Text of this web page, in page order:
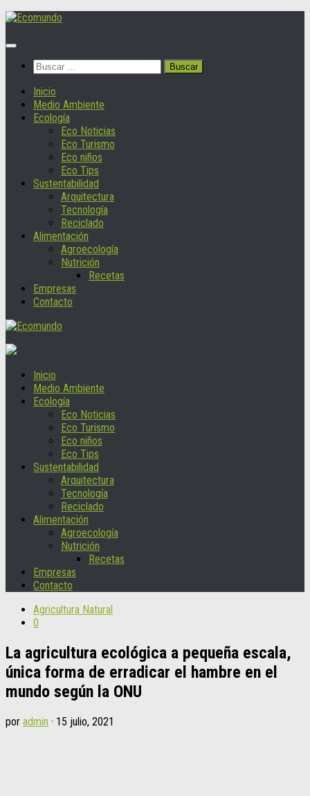
Saltar
contenido
Buscar:
Inicio
Medio Ambiente
Ecología
Eco Noticias
Eco Turismo
Eco niños
Eco Tips
Sustentabilidad
Arquitectura
Tecnología
Reciclado
Alimentación
Agroecología
Nutrición
Recetas
Empresas
Contacto
Inicio
Medio Ambiente
Ecología
Eco Noticias
Eco Turismo
Eco niños
Eco Tips
Sustentabilidad
Arquitectura
Tecnología
Reciclado
Alimentación
Agroecología
Nutrición
Recetas
Empresas
Contacto
Agricultura Natural
0
La agricultura ecológica a pequeña escala,
única forma de erradicar el hambre en el
mundo según la ONU
por admin · 15 julio, 2021